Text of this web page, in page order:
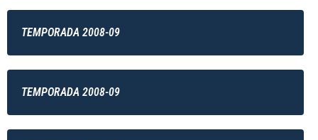
TEMPORADA 2008-09
TEMPORADA 2008-09